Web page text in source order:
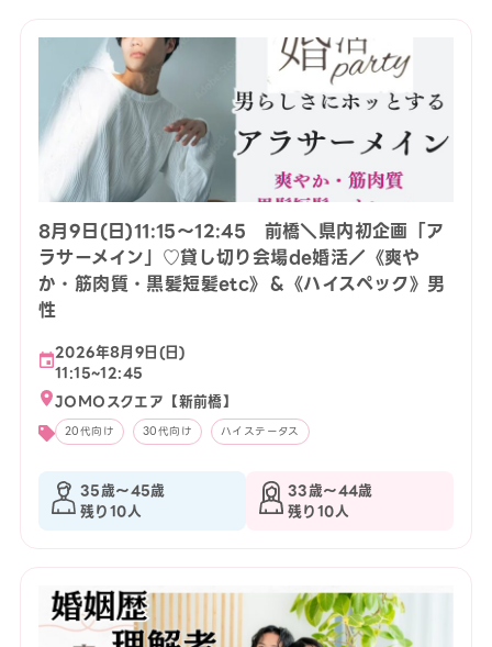
8月9日(日)11:15〜12:45 前橋＼県内初企画「ア
ラサーメイン」♡貸し切り会場de婚活／《爽や
か・筋肉質・黒髪短髪etc》＆《ハイスペック》男
性
2026年8月9日(日)
11:15~12:45
JOMOスクエア【新前橋】
20代向け 30代向け ハイステータス
35歳〜45歳
残り10人
33歳〜44歳
残り10人